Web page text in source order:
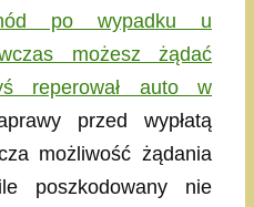
po wypadku u
możesz żądać
reperował auto w
przed wypłatą
możliwość żądania
poszkodowany nie